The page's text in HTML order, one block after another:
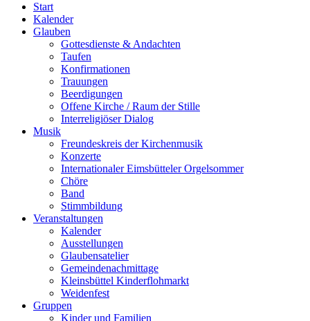
Start
Kalender
Glauben
Gottesdienste & Andachten
Taufen
Konfirmationen
Trauungen
Beerdigungen
Offene Kirche / Raum der Stille
Interreligiöser Dialog
Musik
Freundeskreis der Kirchenmusik
Konzerte
Internationaler Eimsbütteler Orgelsommer
Chöre
Band
Stimmbildung
Veranstaltungen
Kalender
Ausstellungen
Glaubensatelier
Gemeindenachmittage
Kleinsbüttel Kinder­flohmarkt
Weidenfest
Gruppen
Kinder und Familien